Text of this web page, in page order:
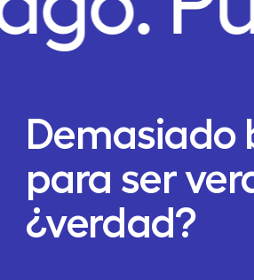
Demasiado
para ser
¿verdad?